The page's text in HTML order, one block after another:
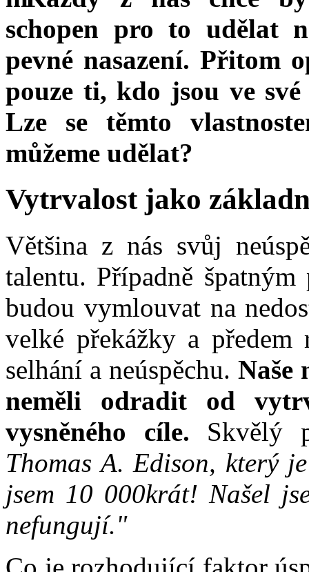
schopen pro to udělat
pevné nasazení. Přitom
pouze ti, kdo jsou ve
Lze se těmto
můžeme udělat?
Vytrvalost jako
Většina z nás svůj
talentu. Případně
budou vymlouvat na
velké překážky a
selhání a neúspěchu. Naše
neměli odradit od
vysněného cíle. Skvělý
Thomas A. Edison, který
jsem 10 000krát! Našel
nefungují."